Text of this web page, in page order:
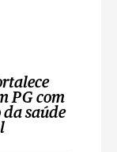
PG com
da saúde